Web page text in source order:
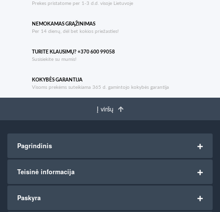
Prekes pristatome per 1-3 d.d. visoje Lietuvoje
NEMOKAMAS GRĄŽINIMAS
Per 14 dienų, dėl bet kokios priežasties!
TURITE KLAUSIMŲ? +370 600 99058
Susisiekite su mumis!
KOKYBĖS GARANTIJA
Visoms prekėms suteikiama 365 d. gamintojo kokybės garantija
Į viršų
Pagrindinis
Teisinė informacija
Paskyra